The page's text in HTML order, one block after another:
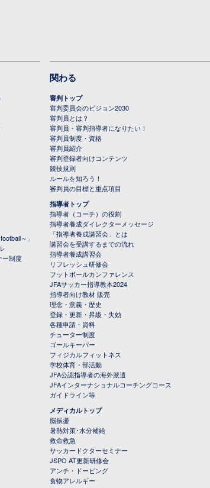
～」
ー制度
関わる
審判トップ
審判委員会のビジョン2030
審判員とは？
審判員・審判指導者になりたい！
審判員制度・資格
審判員紹介
審判登録者向けコンテンツ
競技規則
ルールを知ろう！
審判員の目標と重点項目
指導者トップ
指導者（コーチ）の役割
指導者養成ダイレクターメッセージ
「指導者養成講習会」とは
講習会を受講するまでの流れ
指導者養成講習会
リフレッシュ研修会
フットボールカンファレンス
JFAサッカー指導教本2024
指導者向け教材 販売
理念・意義・歴史
登録・更新・昇級・失効
各種申請・資料
チューター制度
ゴールキーパー
フィジカルフィットネス
学校体育・部活動
JFA公認指導者の海外派遣
JFAインターナショナルコーチングコース
ガイドライン等
メディカルトップ
脳振盪
暑熱対策･水分補給
救命救急
サッカードクターセミナー
JSPO AT更新研修会
アンチ・ドーピング
食物アレルギー